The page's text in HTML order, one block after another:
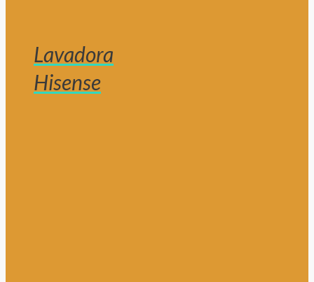
Lavadora
Hisense